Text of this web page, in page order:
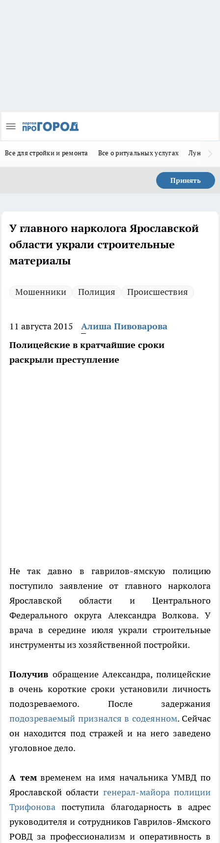
Все для стройки и ремонта Все о ритуальных услугах Лунно-
Принять
У главного нарколога Ярославской
области украли строительные
материалы
Мошенники Полиция Происшествия
11 августа 2015
Алиша Пивоварова
Полицейские в кратчайшие сроки
раскрыли преступление
Не так давно в гаврилов-ямскую полицию
поступило заявление от главного нарколога
Ярославской области и Центрального
Федерального округа Александра Волкова. У
врача в середине июля украли строительные
инструменты из хозяйственной постройки.
Получив обращение Александра, полицейские
в очень короткие сроки установили личность
подозреваемого. После задержания
подозреваемый признался в содеянном. Сейчас
он находится под стражей и на него заведено
уголовное дело.
А темвременем на имя начальника УМВД по
Ярославской области генерал-майора полиции
Трифонова поступила благодарность в адрес
руководителя и сотрудников Гаврилов-Ямского
РОВД за профессионализм и оперативность в